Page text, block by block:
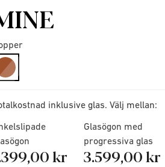
selected
inklusive glas. Välj mellan:
kr
Glasögon med
progressiva glas
3.599,00 kr